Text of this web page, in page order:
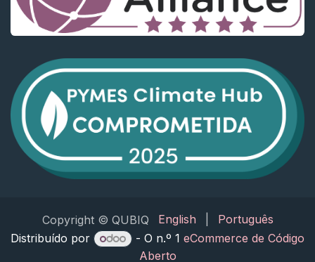
Copyright © QUBIQ English
Português
Distribuído por
- O n.º 1 eCommerce de Código
Aberto